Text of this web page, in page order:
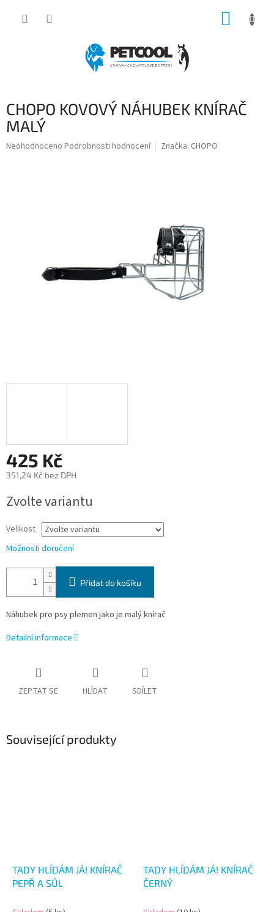
CHOPO KOVOVÝ NÁHUBEK KNÍRAČ
MALÝ
Průměrné
Neohodnoceno Podrobnosti hodnocení Značka: CHOPO
425 Kč
351,24 Kč bez DPH
cena:
Zvolte variantu
Velikost
Možnosti doručení
Přidat do košíku
Náhubek pro psy plemen jako je malý knírač
Detailní informace
ZEPTAT SE HLÍDAT SDÍLET
Související produkty
TADY HLÍDÁM JÁ! KNÍRAČ
PEPŘ A SŮL
TADY HLÍDÁM JÁ! KNÍRAČ
ČERNÝ